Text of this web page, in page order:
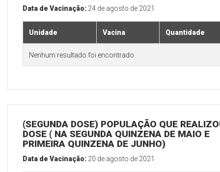
Data de Vacinação: 24 de agosto de 2021
Unidade Vacina Quantidade
Nenhum resultado foi encontrado.
(SEGUNDA DOSE) POPULAÇÃO QUE
DOSE ( NA SEGUNDA QUINZENA DE MAIO E
PRIMEIRA QUINZENA DE JUNHO)
Data de Vacinação: 20 de agosto de 2021